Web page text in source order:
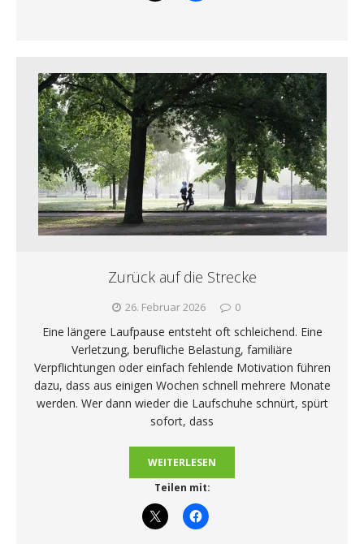
Zurück auf die Strecke
26. Februar 2026 0
Eine längere Laufpause entsteht oft schleichend. Eine
Verletzung, berufliche Belastung, familiäre
Verpflichtungen oder einfach fehlende Motivation führen
dazu, dass aus einigen Wochen schnell mehrere Monate
werden. Wer dann wieder die Laufschuhe schnürt, spürt
sofort, dass
WEITERLESEN
Teilen mit: